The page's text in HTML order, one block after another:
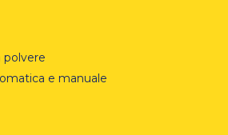
polvere
e manuale